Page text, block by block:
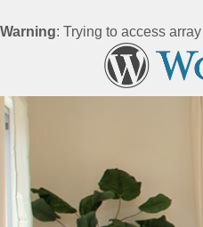
Warning: Trying to access